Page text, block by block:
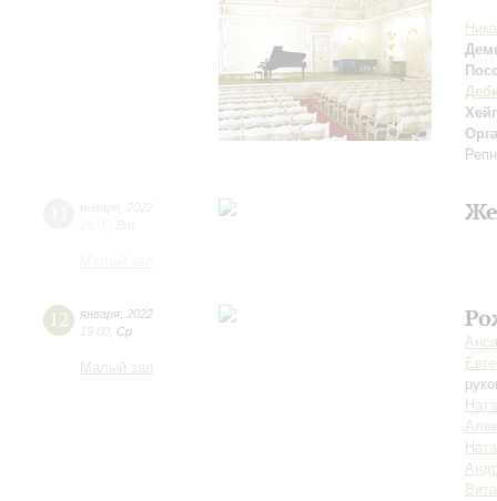
12 января 2022
19:00 Ср
Малый зал